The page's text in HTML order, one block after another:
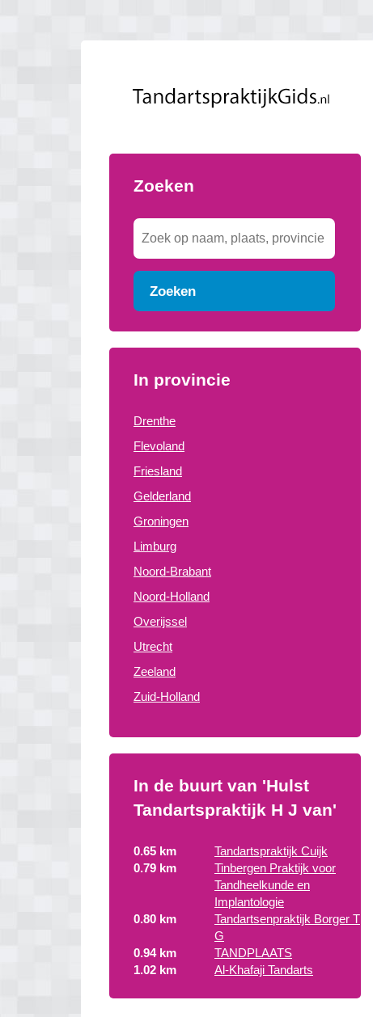
Zoeken
Zoeken
In provincie
Drenthe
Flevoland
Friesland
Gelderland
Groningen
Limburg
Noord-Brabant
Noord-Holland
Overijssel
Utrecht
Zeeland
Zuid-Holland
In de buurt van 'Hulst
Tandartspraktijk H J van'
0.65 km
Tandartspraktijk Cuijk
0.79 km
Tinbergen Praktijk voor
Tandheelkunde en
Implantologie
0.80 km
Tandartsenpraktijk Borger T
G
0.94 km
TANDPLAATS
1.02 km
Al-Khafaji Tandarts